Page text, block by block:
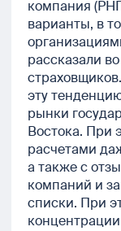
компания
варианты, в
рассказали
эту
рынки
Востока. При
расчетами
а также с
компаний и
списки. При